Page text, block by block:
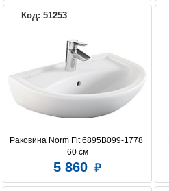
Код: 51253
Раковина Norm Fit 6895B099-1778
60 см
5 860